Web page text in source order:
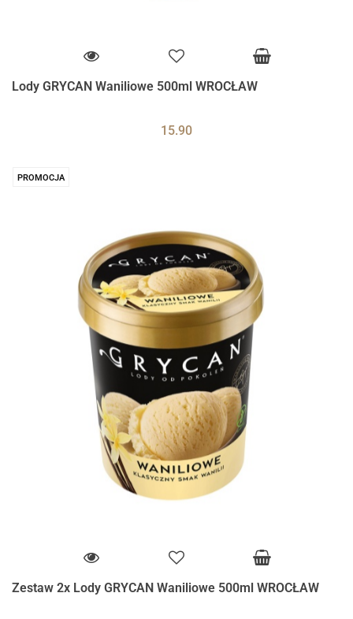
Lody GRYCAN Waniliowe 500ml WROCŁAW
15.90
PROMOCJA
Zestaw 2x Lody GRYCAN Waniliowe 500ml WROCŁAW